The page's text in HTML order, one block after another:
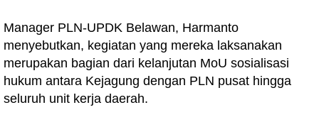
Manager PLN-UPDK Belawan, Harmanto
menyebutkan, kegiatan yang mereka laksanakan
merupakan bagian dari kelanjutan MoU sosialisasi
hukum antara Kejagung dengan PLN pusat hingga
seluruh unit kerja daerah.